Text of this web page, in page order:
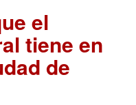
el
tiene en
de